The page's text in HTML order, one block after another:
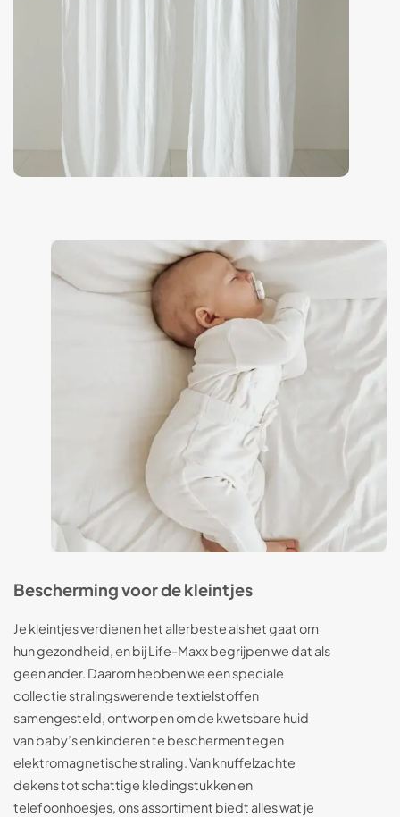
Bescherming voor de kleintjes
Je kleintjes verdienen het allerbeste als het gaat om
hun gezondheid, en bij Life-Maxx begrijpen we dat als
geen ander. Daarom hebben we een speciale
collectie stralingswerende textielstoffen
samengesteld, ontworpen om de kwetsbare huid
van baby’s en kinderen te beschermen tegen
elektromagnetische straling. Van knuffelzachte
dekens tot schattige kledingstukken en
telefoonhoesjes, ons assortiment biedt alles wat je